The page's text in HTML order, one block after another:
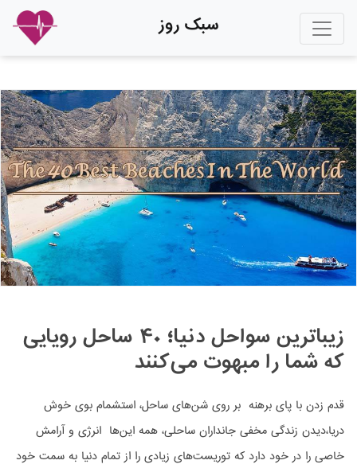
سبک روز
زیباترین سواحل دنیا؛ ۴۰ ساحل رویایی
که شما را مبهوت می‌کنند
قدم زدن با پای برهنه بر روی شن‌های ساحل، استشمام بوی خوش
دریا،دیدن زندگی مخفی جانداران ساحلی، همه این‌ها انرژی و آرامش
خاصی را در خود دارد که توریست‌های زیادی را از تمام دنیا به سمت خود